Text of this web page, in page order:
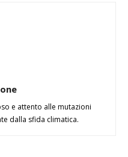
e attento alle mutazioni
dalla sfida climatica.